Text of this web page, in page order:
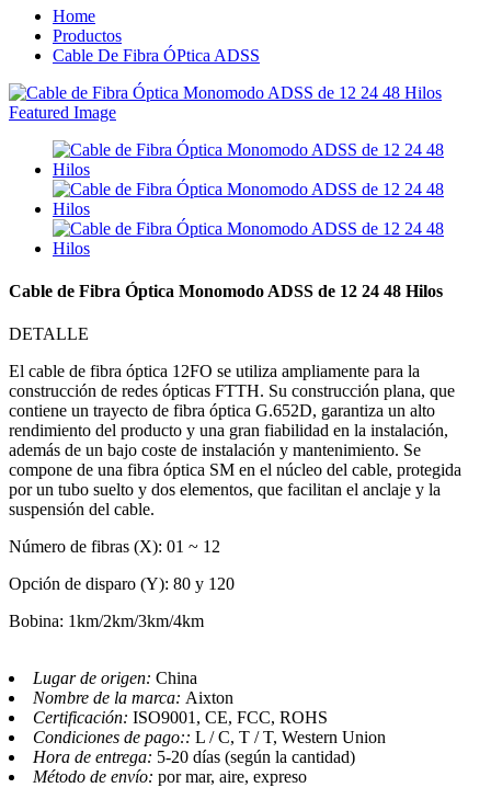
Home
Productos
Cable De Fibra ÓPtica ADSS
Cable de Fibra Óptica Monomodo ADSS de 12 24 48 Hilos
DETALLE
El cable de fibra óptica 12FO se utiliza ampliamente para la
construcción de redes ópticas FTTH. Su construcción plana, que
contiene un trayecto de fibra óptica G.652D, garantiza un alto
rendimiento del producto y una gran fiabilidad en la instalación,
además de un bajo coste de instalación y mantenimiento. Se
compone de una fibra óptica SM en el núcleo del cable, protegida
por un tubo suelto y dos elementos, que facilitan el anclaje y la
suspensión del cable.
Número de fibras (X): 01 ~ 12
Opción de disparo (Y): 80 y 120
Bobina: 1km/2km/3km/4km
Lugar de origen: China
Nombre de la marca: Aixton
Certificación: ISO9001, CE, FCC, ROHS
Condiciones de pago:: L / C, T / T, Western Union
Hora de entrega: 5-20 días (según la cantidad)
Método de envío: por mar, aire, expreso